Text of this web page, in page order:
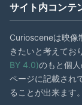
サイト内コンテ
Curiosceneは映像
きたいと考えてお
BY 4.0)のもと個
ページに記載され
ることが出来ます。